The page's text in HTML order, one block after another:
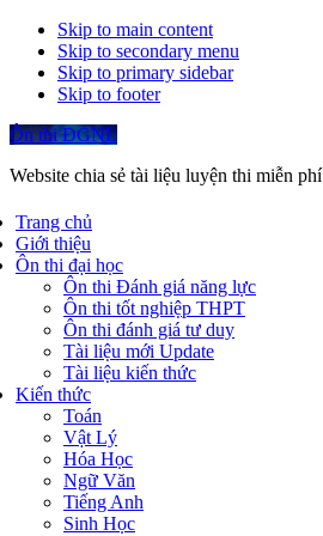
Skip to main content
Skip to secondary menu
Skip to primary sidebar
Skip to footer
Ôn thi ĐGNL
Website chia sẻ tài liệu luyện thi miễn phí
Trang chủ
Giới thiệu
Ôn thi đại học
Ôn thi Đánh giá năng lực
Ôn thi tốt nghiệp THPT
Ôn thi đánh giá tư duy
Tài liệu mới Update
Tài liệu kiến thức
Kiến thức
Toán
Vật Lý
Hóa Học
Ngữ Văn
Tiếng Anh
Sinh Học